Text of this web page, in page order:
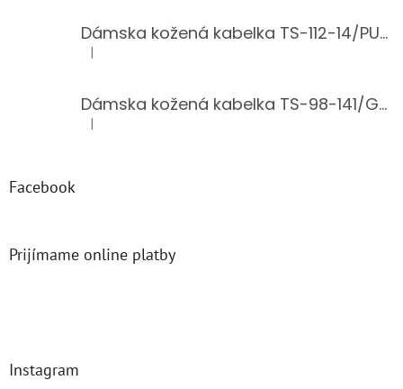
Dámska kožená kabelka TS-112-14/PUDER
Hodnotenie produktu je 5 z 5 hviezdičiek.
|
Dámska kožená kabelka TS-98-141/GOLD
Hodnotenie produktu je 5 z 5 hviezdičiek.
|
Facebook
Prijímame online platby
Instagram